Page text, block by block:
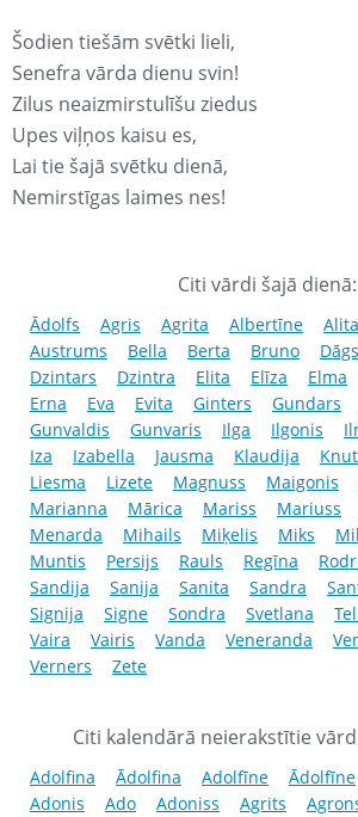
Šodien tiešām svētki lieli,
Senefra vārda dienu svin!
Zilus neaizmirstulīšu ziedus
Upes viļņos kaisu es,
Lai tie šajā svētku dienā,
Nemirstīgas laimes nes!
Citi vārdi šajā dienā:
Ādolfs Agris Agrita Albertīne Alita
Austrums
Bella Berta Bruno Dāgs
Dzintars
Dzintra Elita Elīza Elma
Erna
Eva Evita Ginters Gundars
Gunvaldis
Gunvaris Ilga Ilgonis
Iza
Izabella Jausma Klaudija
Liesma
Lizete Magnuss Maigonis
Marianna
Mārica Mariss Mariuss
Menarda
Mihails Miķelis Miks
Muntis
Persijs Rauls Regīna
Sandija
Sanija Sanita Sandra
Signija
Signe Sondra Svetlana
Vaira
Vairis Vanda Veneranda
Verners
Zete
Citi kalendārā neierakstītie
Adolfina Ādolfina Adolfīne Ādolfīne
Adonis
Ado Adoniss Agrits